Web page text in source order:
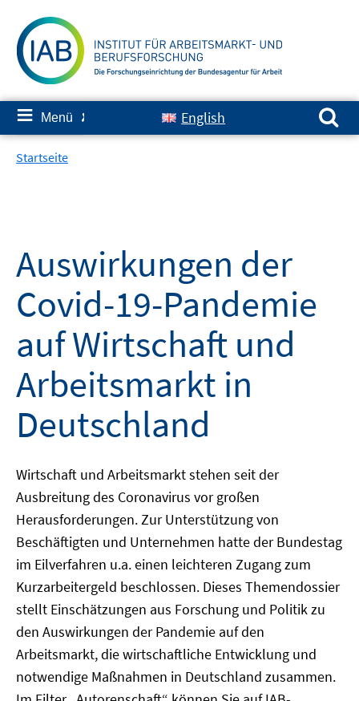
zum
Inhalt
≡ Menü ✘ English
Suchen nach:
Startseite
Auswirkungen der
Covid-19-Pandemie
auf Wirtschaft und
Arbeitsmarkt in
Deutschland
Wirtschaft und Arbeitsmarkt stehen seit der
Ausbreitung des Coronavirus vor großen
Herausforderungen. Zur Unterstützung von
Beschäftigten und Unternehmen hatte der Bundestag
im Eilverfahren u.a. einen leichteren Zugang zum
Kurzarbeitergeld beschlossen. Dieses Themendossier
stellt Einschätzungen aus Forschung und Politik zu
den Auswirkungen der Pandemie auf den
Arbeitsmarkt, die wirtschaftliche Entwicklung und
notwendige Maßnahmen in Deutschland zusammen.